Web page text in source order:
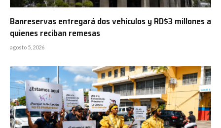
Banreservas entregará dos vehículos y RD$3 millones a
quienes reciban remesas
agosto 5, 2026